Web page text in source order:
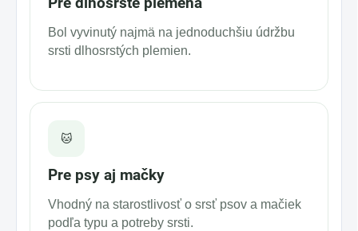
Bol vyvinutý najmä na jednoduchšiu údržbu
srsti dlhosrstých plemien.
🐱
Pre psy aj mačky
Vhodný na starostlivosť o srsť psov a mačiek
podľa typu a potreby srsti.